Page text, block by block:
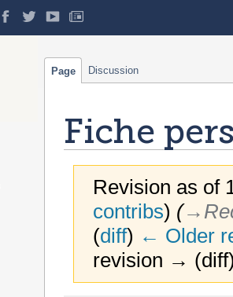
Fiche
Revision as of
contribs) (
(diff) ← Older
revision →
Page Discussion